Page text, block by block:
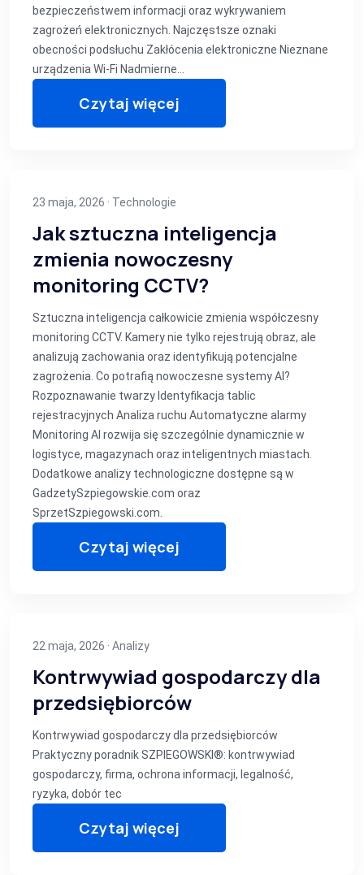
bezpieczeństwem informacji oraz wykrywaniem
zagrożeń elektronicznych. Najczęstsze oznaki
obecności podsłuchu Zakłócenia elektroniczne Nieznane
urządzenia Wi‑Fi Nadmierne…
Czytaj więcej
23 maja, 2026 · Technologie
Jak sztuczna inteligencja
zmienia nowoczesny
monitoring CCTV?
Sztuczna inteligencja całkowicie zmienia współczesny
monitoring CCTV. Kamery nie tylko rejestrują obraz, ale
analizują zachowania oraz identyfikują potencjalne
zagrożenia. Co potrafią nowoczesne systemy AI?
Rozpoznawanie twarzy Identyfikacja tablic
rejestracyjnych Analiza ruchu Automatyczne alarmy
Monitoring AI rozwija się szczególnie dynamicznie w
logistyce, magazynach oraz inteligentnych miastach.
Dodatkowe analizy technologiczne dostępne są w
GadzetySzpiegowskie.com oraz
SprzetSzpiegowski.com.
Czytaj więcej
22 maja, 2026 · Analizy
Kontrwywiad gospodarczy dla
przedsiębiorców
Kontrwywiad gospodarczy dla przedsiębiorców
Praktyczny poradnik SZPIEGOWSKI®: kontrwywiad
gospodarczy, firma, ochrona informacji, legalność,
ryzyka, dobór tec
Czytaj więcej